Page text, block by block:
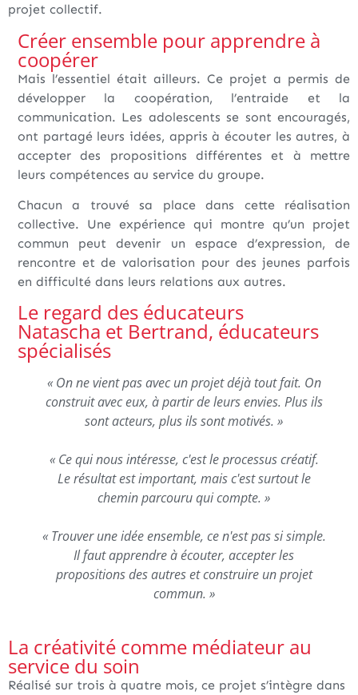
projet collectif.
Créer ensemble pour apprendre à
coopérer
Mais l’essentiel était ailleurs. Ce projet a permis de
développer la coopération, l’entraide et la
communication. Les adolescents se sont encouragés,
ont partagé leurs idées, appris à écouter les autres, à
accepter des propositions différentes et à mettre
leurs compétences au service du groupe.
Chacun a trouvé sa place dans cette réalisation
collective. Une expérience qui montre qu’un projet
commun peut devenir un espace d’expression, de
rencontre et de valorisation pour des jeunes parfois
en difficulté dans leurs relations aux autres.
Le regard des éducateurs
Natascha et Bertrand, éducateurs
spécialisés
« On ne vient pas avec un projet déjà tout fait. On
construit avec eux, à partir de leurs envies. Plus ils
sont acteurs, plus ils sont motivés. »
« Ce qui nous intéresse, c'est le processus créatif.
Le résultat est important, mais c'est surtout le
chemin parcouru qui compte. »
« Trouver une idée ensemble, ce n'est pas si simple.
Il faut apprendre à écouter, accepter les
propositions des autres et construire un projet
commun. »
La créativité comme médiateur au
service du soin
Réalisé sur trois à quatre mois, ce projet s’intègre dans